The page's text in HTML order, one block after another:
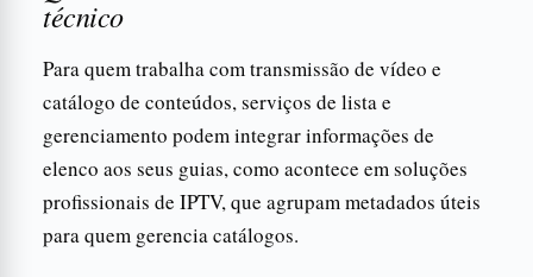
técnico
Para quem trabalha com transmissão de vídeo e
catálogo de conteúdos, serviços de lista e
gerenciamento podem integrar informações de
elenco aos seus guias, como acontece em soluções
profissionais de IPTV, que agrupam metadados úteis
para quem gerencia catálogos.